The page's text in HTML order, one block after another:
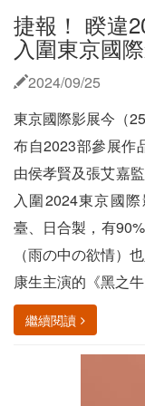
捷報！ 睽違
入圍東京國
2024/09/25
東京國際影展今（
布自2023部參展作
由侯孝賢及張艾嘉
入圍2024東京國
臺、日合製，有
（雨の中の欲情）
康生主演的《黑之
繼續閱讀